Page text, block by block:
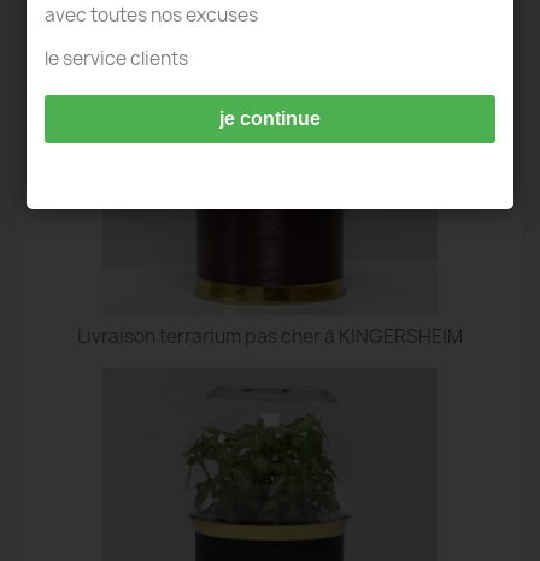
Livraison terrarium pas cher à KINGERSHEIM
avec toutes nos excuses
le service clients
je continue